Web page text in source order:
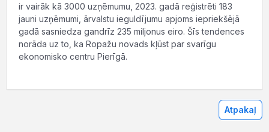
ir vairāk kā 3000 uzņēmumu, 2023. gadā reģistrēti 183
jauni uzņēmumi, ārvalstu ieguldījumu apjoms iepriekšējā
gadā sasniedza gandrīz 235 miljonus eiro. Šīs tendences
norāda uz to, ka Ropažu novads kļūst par svarīgu
ekonomisko centru Pierīgā.
Atpakaļ